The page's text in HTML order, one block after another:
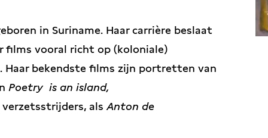
in Suriname. Haar carrière beslaat
films vooral richt op (koloniale)
Haar bekendste films zijn portretten van
Poetry is an island,
verzetsstrijders, als Anton de